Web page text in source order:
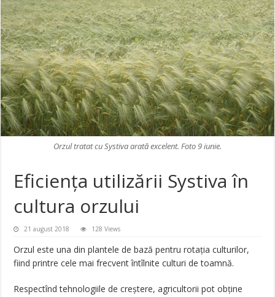
Orzul tratat cu Systiva arată excelent. Foto 9 iunie.
Eficiența utilizării Systiva în
cultura orzului
21 august 2018 128 Views
Orzul este una din plantele de bază pentru rotația culturilor,
fiind printre cele mai frecvent întîlnite culturi de toamnă.
Respectînd tehnologiile de creștere, agricultorii pot obține